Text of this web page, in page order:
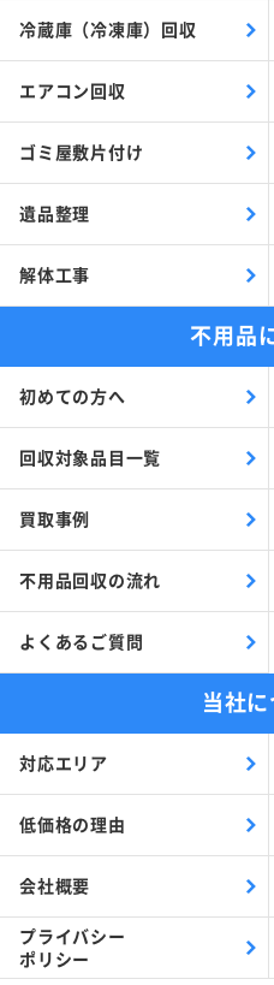
冷蔵庫（冷凍庫）回収
エアコン回収
ゴミ屋敷片付け
遺品整理
解体工事
不用品
初めての方へ
回収対象品目一覧
買取事例
不用品回収の流れ
よくあるご質問
当社
対応エリア
低価格の理由
会社概要
プライバシー
ポリシー